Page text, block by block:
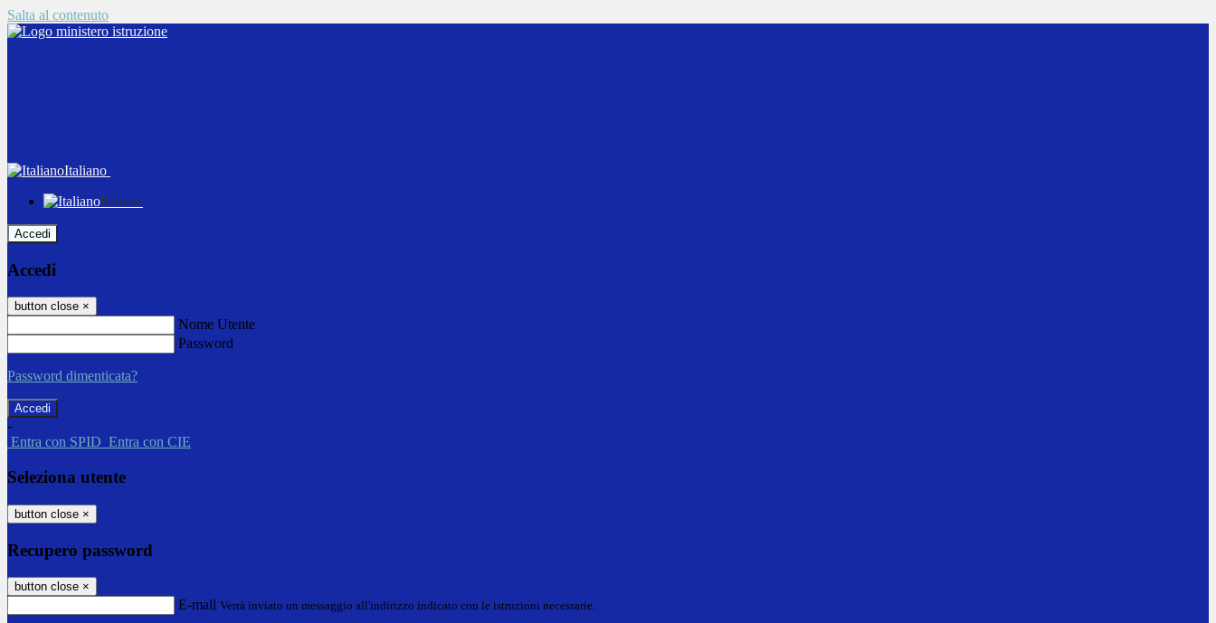
Salta al contenuto
Italiano
Italiano
Accedi
Accedi
button close ×
Nome Utente
Password
Password dimenticata?
-
Entra con SPID Entra con CIE
Seleziona utente
button close ×
Recupero password
button close ×
E-mail Verrà inviato un messaggio all'indirizzo indicato con le istruzioni necessarie.